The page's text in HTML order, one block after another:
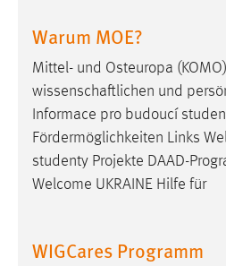
Warum MOE?
Mittel- und Osteuropa
wissenschaftlichen und
Informace pro budoucí
Fördermöglichkeiten Links
studenty Projekte DAAD-
Welcome UKRAINE Hilfe für
WIGCares Programm